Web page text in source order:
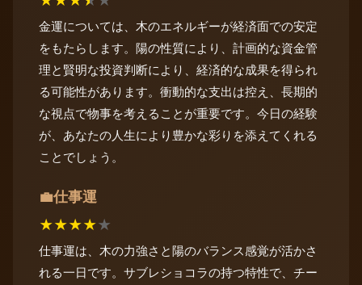
金運については、木のエネルギーが経済面での安定
をもたらします。陽の性質により、計画的な資金管
理と賢明な投資判断により、経済的な成果を得られ
る可能性があります。衝動的な支出は控え、長期的
な視点で物事を考えることが重要です。今日の経験
が、あなたの人生により豊かな彩りを添えてくれる
ことでしょう。
💼仕事運
★★★★★
仕事運は、木の力強さと陽のバランス感覚が活かさ
れる一日です。サブレショコラの持つ特性で、チー